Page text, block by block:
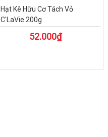
Hạt Kê Hữu Cơ Tách Vỏ
C'LaVie 200g
52.000₫